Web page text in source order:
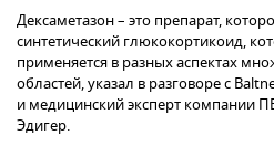
Дексаметазон – это препарат,
синтетический глюкокортикоид,
применяется в разных аспектах
областей, указал в разговоре с
и медицинский эксперт компании
Эдигер.